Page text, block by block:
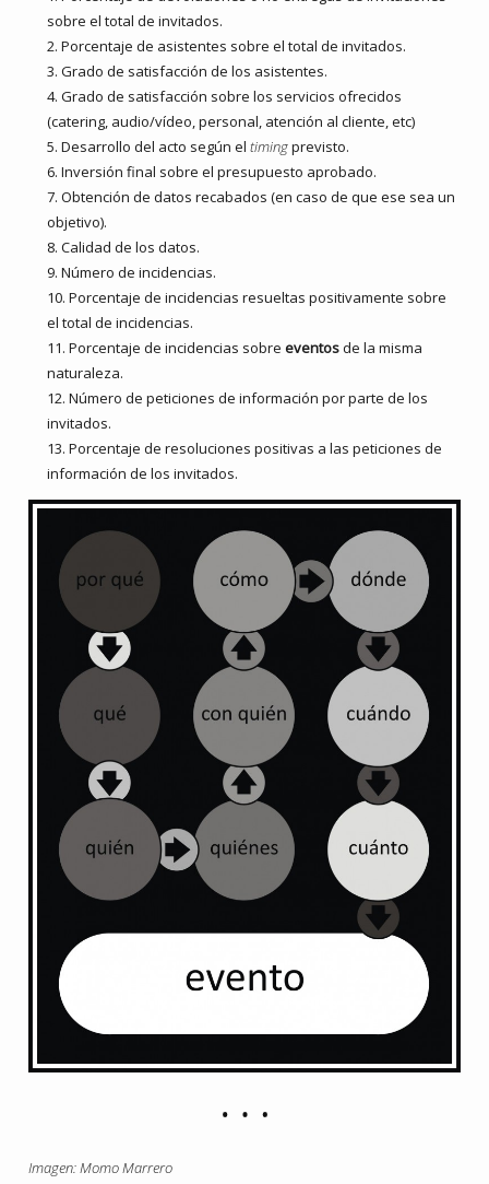
sobre el total de invitados.
Porcentaje de asistentes sobre el total de invitados.
Grado de satisfacción de los asistentes.
Grado de satisfacción sobre los servicios ofrecidos
(catering, audio/vídeo, personal, atención al cliente, etc)
Desarrollo del acto según eltimingprevisto.
Inversión final sobre el presupuesto aprobado.
Obtención de datos recabados (en caso de que ese sea un
objetivo).
Calidad de los datos.
Número de incidencias.
Porcentaje de incidencias resueltas positivamente sobre
el total de incidencias.
Porcentaje de incidencias sobreeventosde la misma
naturaleza.
Número de peticiones de información por parte de los
invitados.
Porcentaje de resoluciones positivas a las peticiones de
información de los invitados.
Imagen: Momo Marrero